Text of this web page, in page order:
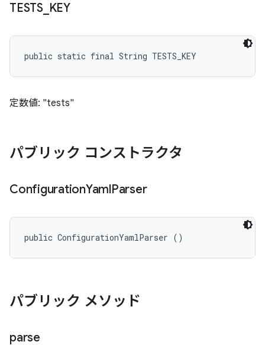
TESTS_ KEY
public static final String TESTS_KEY
定数値: "tests"
パブリック コンストラクタ
ConfigurationYamlParser
public ConfigurationYamlParser ()
パブリック メソッド
parse